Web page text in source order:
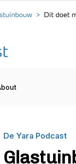
Dit doet